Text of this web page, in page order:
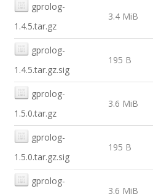
gprolog-
1.4.5.tar.gz
3.4 MiB
gprolog-
1.4.5.tar.gz.sig
195 B
gprolog-
1.5.0.tar.gz
3.6 MiB
gprolog-
1.5.0.tar.gz.sig
195 B
gprolog-
3.6 MiB